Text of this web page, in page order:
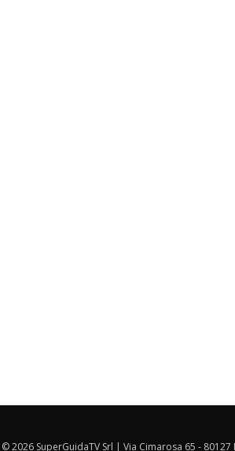
© 2026 SuperGuidaTV Srl | Via Cimarosa 65 -